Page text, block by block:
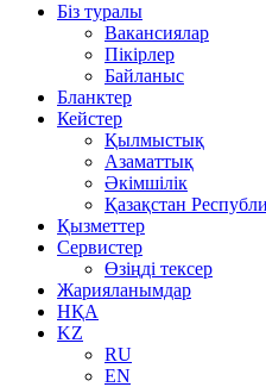
Біз туралы
Вакансиялар
Пікірлер
Байланыс
Бланктер
Кейстер
Қылмыстық
Азаматтық
Әкімшілік
Қазақстан
Қызметтер
Сервистер
Өзіңді тексер
Жарияланымдар
НҚА
KZ
RU
EN